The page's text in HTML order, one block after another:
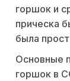
горшок и
прическа
была
Основные
горшок в